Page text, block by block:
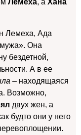
Лемеха, а Хана
Лемеха, Ада
Она
бездетной,
А в ее
– находящаяся
Возможно,
двух жен, а
будто они у него